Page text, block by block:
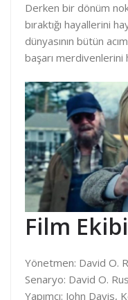
Derken bir dönüm
bıraktığı hayallerini
dünyasının bütün
başarı merdivenlerini
Film Ekibi
Yönetmen: David O.
Senaryo: David O.
Yapımcı: John Davis,